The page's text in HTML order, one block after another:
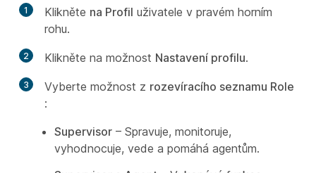
1 Klikněte na Profil uživatele v pravém horním
rohu.
2 Klikněte na možnost Nastavení profilu.
3 Vyberte možnost z rozevíracího seznamu Role
:
Supervisor – Spravuje, monitoruje,
vyhodnocuje, vede a pomáhá agentům.